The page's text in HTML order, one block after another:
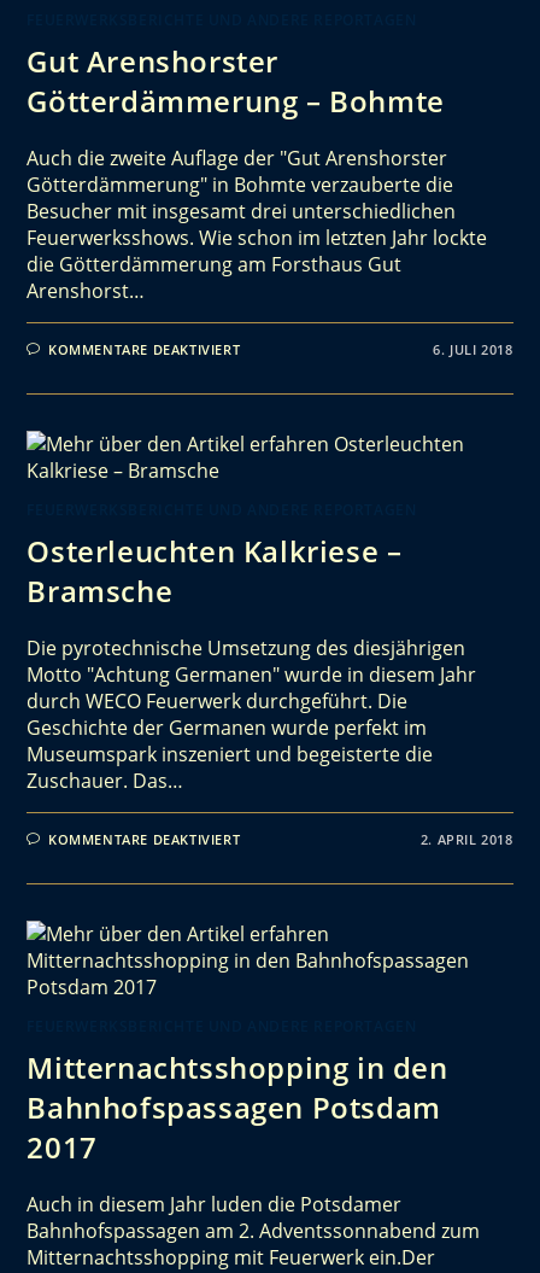
Gut Arenshorster
Götterdämmerung – Bohmte
Auch die zweite Auflage der "Gut Arenshorster
Götterdämmerung" in Bohmte verzauberte die
Besucher mit insgesamt drei unterschiedlichen
Feuerwerksshows. Wie schon im letzten Jahr lockte
die Götterdämmerung am Forsthaus Gut
Arenshorst…
KOMMENTARE DEAKTIVIERT 6. JULI 2018
Osterleuchten Kalkriese –
Bramsche
Die pyrotechnische Umsetzung des diesjährigen
Motto "Achtung Germanen" wurde in diesem Jahr
durch WECO Feuerwerk durchgeführt. Die
Geschichte der Germanen wurde perfekt im
Museumspark inszeniert und begeisterte die
Zuschauer. Das…
KOMMENTARE DEAKTIVIERT 2. APRIL 2018
Mitternachtsshopping in den
Bahnhofspassagen Potsdam
2017
Auch in diesem Jahr luden die Potsdamer
Bahnhofspassagen am 2. Adventssonnabend zum
Mitternachtsshopping mit Feuerwerk ein.Der